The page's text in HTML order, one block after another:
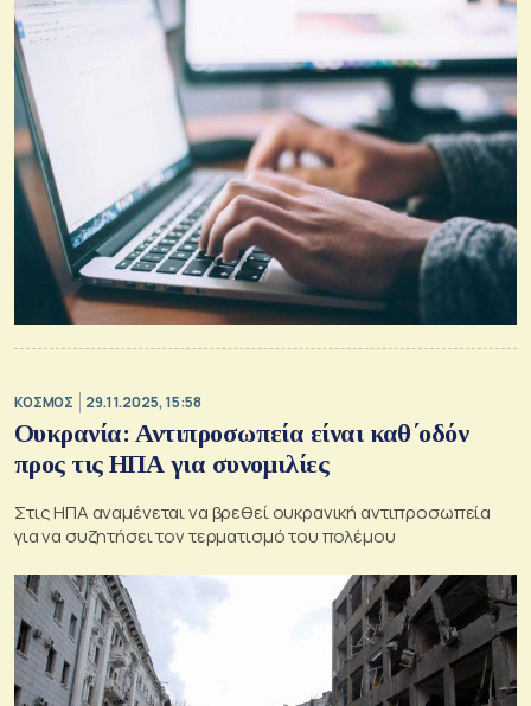
ΚΟΣΜΟΣ 29.11.2025, 15:58
Ουκρανία: Αντιπροσωπεία είναι καθ΄οδόν
προς τις ΗΠΑ για συνομιλίες
Στις ΗΠΑ αναμένεται να βρεθεί ουκρανική αντιπροσωπεία
για να συζητήσει τον τερματισμό του πολέμου